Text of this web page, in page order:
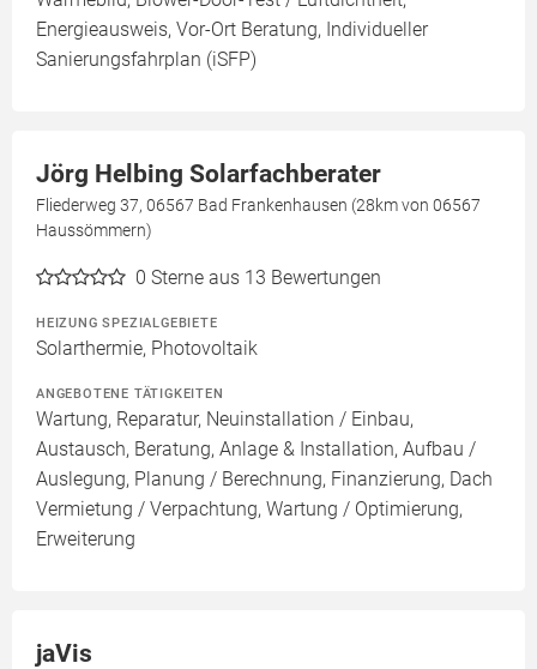
Energieausweis, Vor-Ort Beratung, Individueller
Sanierungsfahrplan (iSFP)
Jörg Helbing Solarfachberater
Fliederweg 37, 06567 Bad Frankenhausen (28km von 06567
Haussömmern)
0 Sterne aus 13 Bewertungen
HEIZUNG SPEZIALGEBIETE
Solarthermie, Photovoltaik
ANGEBOTENE TÄTIGKEITEN
Wartung, Reparatur, Neuinstallation / Einbau,
Austausch, Beratung, Anlage & Installation, Aufbau /
Auslegung, Planung / Berechnung, Finanzierung, Dach
Vermietung / Verpachtung, Wartung / Optimierung,
Erweiterung
jaVis